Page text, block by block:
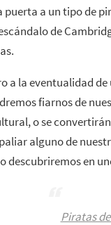
a un tipo de
de
a la eventualidad
fiarnos de
o se
alguno de
descubriremos en
Piratas